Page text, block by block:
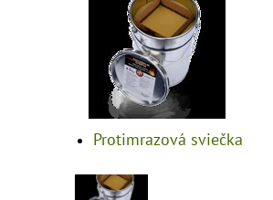
Protimrazová sviečka